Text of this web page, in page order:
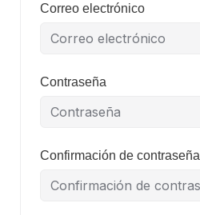
Correo electrónico
Contraseña
Confirmación de contraseña